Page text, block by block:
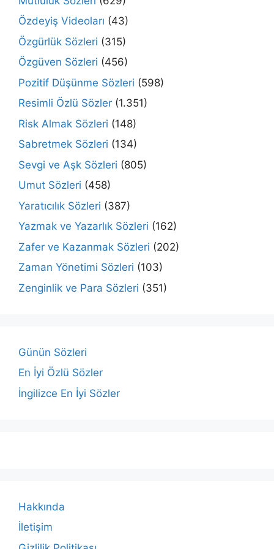
Özdeyiş Videoları (43)
Özgürlük Sözleri (315)
Özgüven Sözleri (456)
Pozitif Düşünme Sözleri (598)
Resimli Özlü Sözler (1.351)
Risk Almak Sözleri (148)
Sabretmek Sözleri (134)
Sevgi ve Aşk Sözleri (805)
Umut Sözleri (458)
Yaratıcılık Sözleri (387)
Yazmak ve Yazarlık Sözleri (162)
Zafer ve Kazanmak Sözleri (202)
Zaman Yönetimi Sözleri (103)
Zenginlik ve Para Sözleri (351)
Günün Sözleri
En İyi Özlü Sözler
İngilizce En İyi Sözler
Hakkında
İletişim